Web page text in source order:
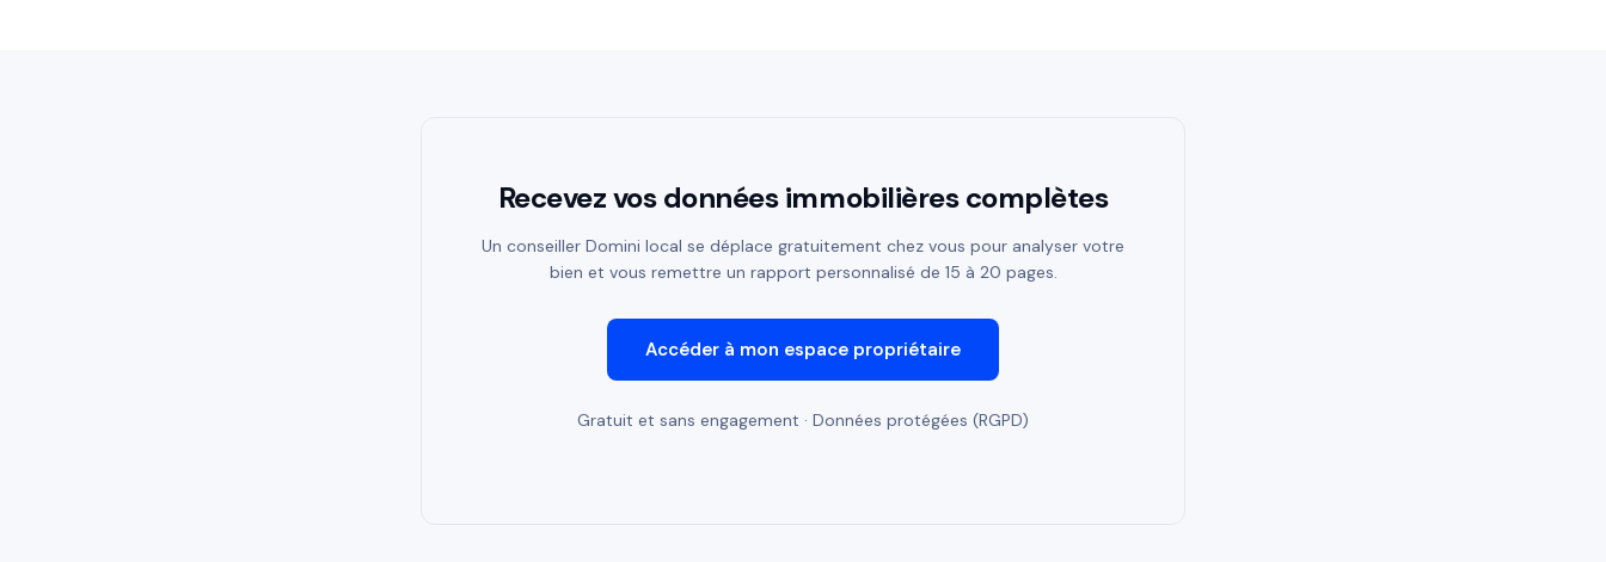
Recevez vos données immobilières complètes
Un conseiller Domini local se déplace gratuitement chez vous pour analyser votre
bien et vous remettre un rapport personnalisé de 15 à 20 pages.
Accéder à mon espace propriétaire
Gratuit et sans engagement · Données protégées (RGPD)